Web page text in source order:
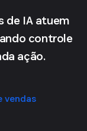
de IA atuem
controle
ação.
vendas